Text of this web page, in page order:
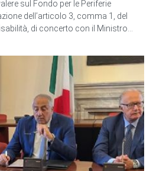
sul Fondo per le Periferie
dell’articolo 3, comma 1, del
di concerto con il Ministro...